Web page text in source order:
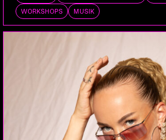
WORKSHOPS MUSIK